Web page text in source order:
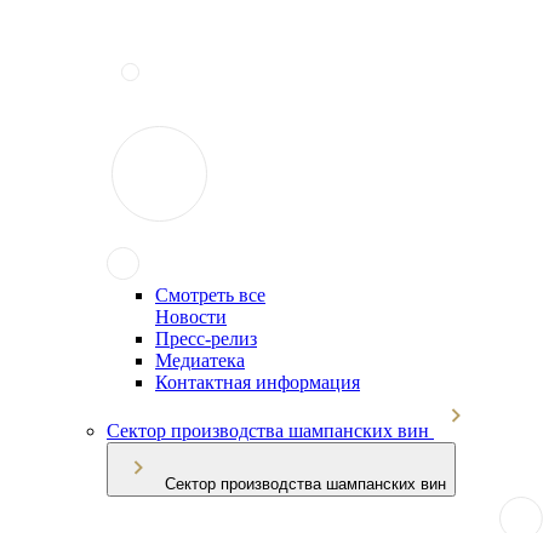
Смотреть все
Новости
Пресс-релиз
Медиатека
Контактная информация
Сектор производства шампанских вин
Сектор производства шампанских вин